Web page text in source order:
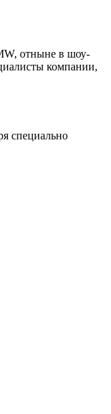
отныне в шоу-
компании,
специально